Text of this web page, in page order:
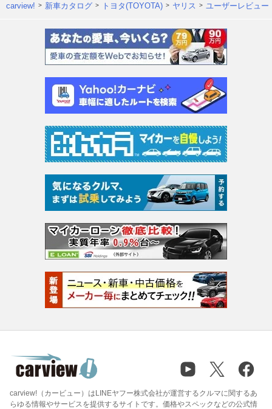
carview! 新車カタログ トヨタ(TOYOTA) ヤリス ユーザーレビュー
carview!（カービュー）はLINEヤフー株式会社が運営するクルマに関するあ
らゆる情報やサービスを提供するサイトです。価格やスペックなどの公式情